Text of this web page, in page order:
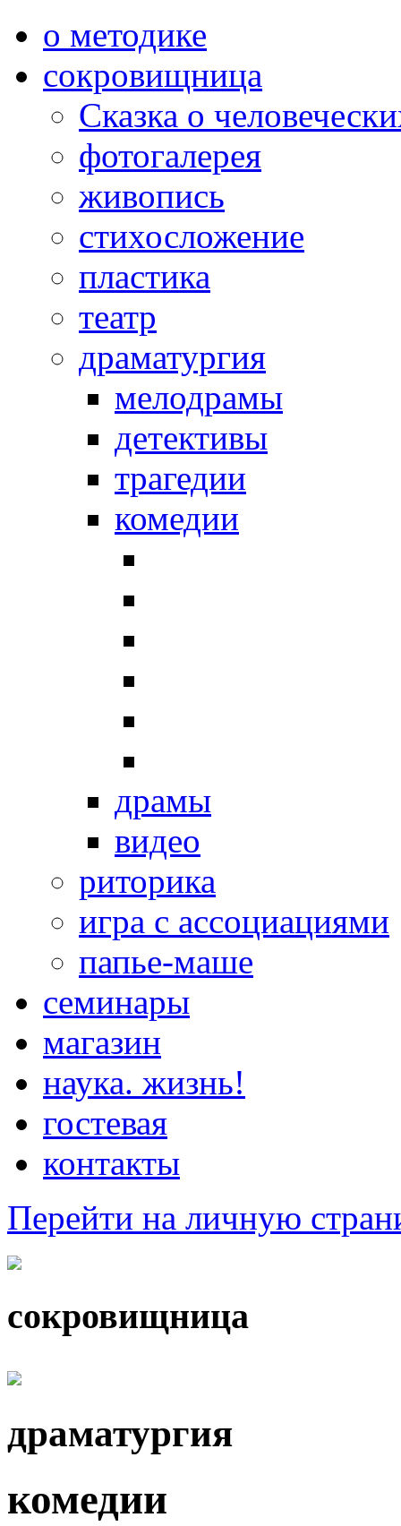
о методике
сокровищница
Сказка о
фотогалерея
живопись
стихосложение
пластика
театр
драматургия
мелодрамы
детективы
трагедии
комедии
драмы
видео
риторика
игра с ассоциациями
папье-маше
семинары
магазин
наука. жизнь!
гостевая
контакты
Перейти на личную
сокровищница
драматургия
комедии